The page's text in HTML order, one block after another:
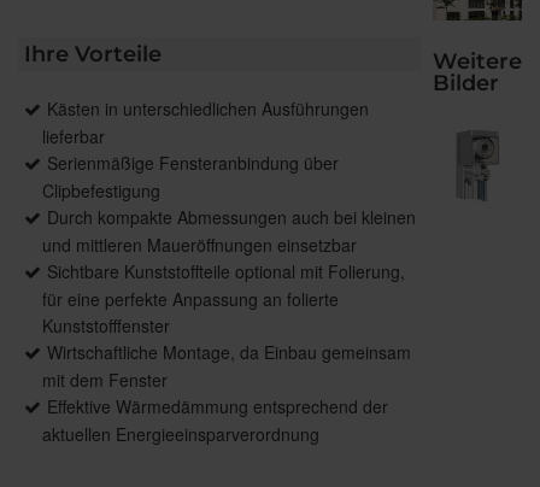
Ihre Vorteile
Kästen in unterschiedlichen Ausführungen
lieferbar
Serienmäßige Fensteranbindung über
Clipbefestigung
Durch kompakte Abmessungen auch bei kleinen
und mittleren Maueröffnungen einsetzbar
Sichtbare Kunststoffteile optional mit Folierung,
für eine perfekte Anpassung an folierte
Kunststofffenster
Wirtschaftliche Montage, da Einbau gemeinsam
mit dem Fenster
Effektive Wärmedämmung entsprechend der
aktuellen Energieeinsparverordnung
Weitere
Bilder